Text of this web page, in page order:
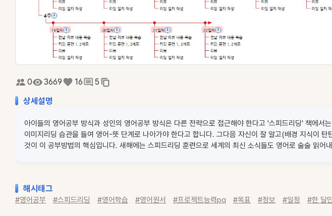
0 3669 16 5
상세설명
아이들의 영어공부 방식과 성인의 영어공부 방식은 다른 전략으로 접근해야 한다고 '스피드리딩' 책에
이미지리딩 습관을 들여 영어-뜻 단계로 나아가야 한다고 합니다. 그다음 자신이 잘 알고(배경 지식이
것이 이 공부방법의 핵심입니다. 새해에는 스피드리딩 훈련으로 세계의 최신 소식들도 영어로 술술 읽어
해시태그
#영어공부 #스피드리딩 #영어학습 #영어원서 #프로젝트능력pq #목표 #정보 #일정 #한 달